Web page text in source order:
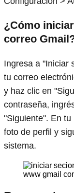
¿Cómo
correo
Ingresa a "Iniciar
tu correo
y haz clic en
contraseña,
"Siguiente". En
foto de perfil y
sistema.
www gmail